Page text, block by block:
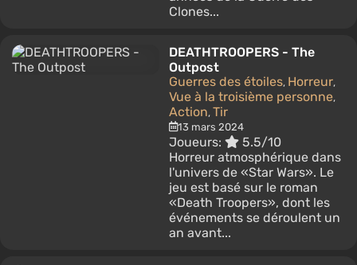
Clones...
DEATHTROOPERS - The
Outpost
Guerres des étoiles, Horreur,
Vue à la troisième personne,
Action, Tir
13 mars 2024
Joueurs:
5.5/10
Horreur atmosphérique dans
l'univers de «Star Wars». Le
jeu est basé sur le roman
«Death Troopers», dont les
événements se déroulent un
an avant...